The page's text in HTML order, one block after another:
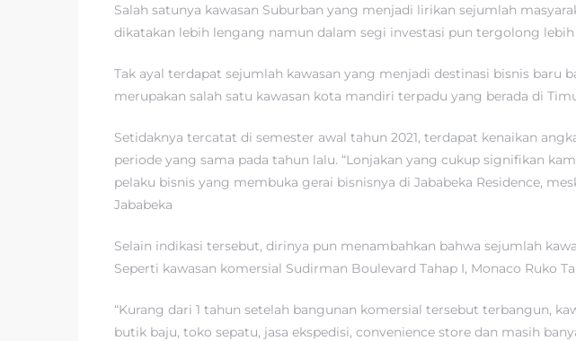
Salah satunya kawasan Suburban yang menjadi lirikan sejumlah
dikatakan lebih lengang namun dalam segi investasi pun tergolong
Tak ayal terdapat sejumlah kawasan yang menjadi destinasi bisnis baru
merupakan salah satu kawasan kota mandiri terpadu yang berada di
Setidaknya tercatat di semester awal tahun 2021, terdapat kenaikan
periode yang sama pada tahun lalu. “Lonjakan yang cukup signifikan
pelaku bisnis yang membuka gerai bisnisnya di Jababeka Residence,
Jababeka
Selain indikasi tersebut, dirinya pun menambahkan bahwa sejumlah
Seperti kawasan komersial Sudirman Boulevard Tahap I, Monaco Ruko
“Kurang dari 1 tahun setelah bangunan komersial tersebut terbangun,
butik baju, toko sepatu, jasa ekspedisi, convenience store dan masih